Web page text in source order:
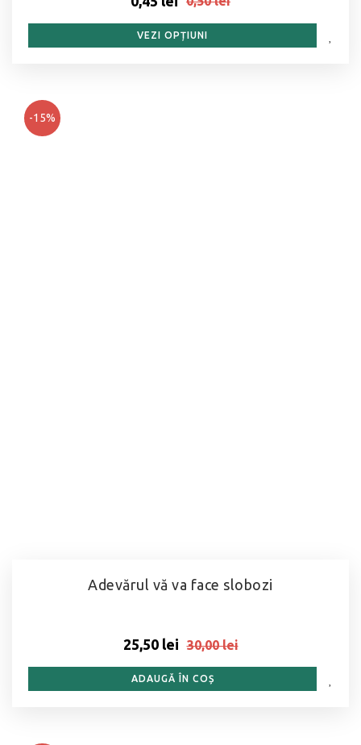
VEZI OPȚIUNI
-15%
Adevărul vă va face slobozi
25,50 lei 30,00 lei
ADAUGĂ ÎN COȘ